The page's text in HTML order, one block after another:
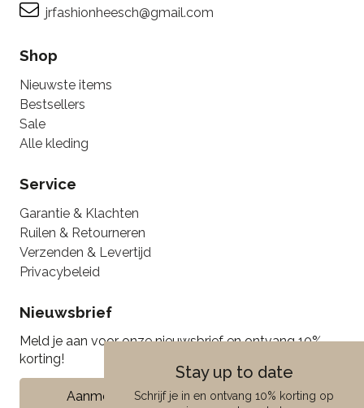
Stay up to date
Schrijf je in en ontvang 10% korting op
jrfashionheesch@gmail.com
Shop
Nieuwste items
Bestsellers
Sale
Alle kleding
Service
Garantie & Klachten
Ruilen & Retourneren
Verzenden & Levertijd
Privacybeleid
Nieuwsbrief
Meld je aan voor onze nieuwsbrief en ontvang 10%
korting!
Aanmelden